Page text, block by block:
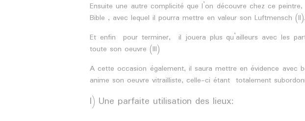
Ensuite une autre complicité que l’on découvre chez ce
Bible , avec lequel il pourra mettre en valeur son Luftmensch (II).
Et enfin pour terminer, il jouera plus qu’ailleurs avec les
toute son oeuvre (III)
A cette occasion également, il saura mettre en évidence
anime son oeuvre vitrailliste, celle-ci étant totalement
I) Une parfaite utilisation des lieux: